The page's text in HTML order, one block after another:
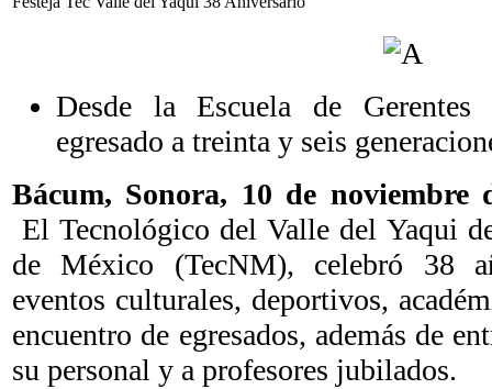
Desde la Escuela de
egresado a treinta y seis
Bácum, Sonora, 10 de noviembre
El Tecnológico del Valle del Yaqui
de México (TecNM), celebró 38
eventos culturales, deportivos,
encuentro de egresados, además de
su personal y a profesores jubilados.